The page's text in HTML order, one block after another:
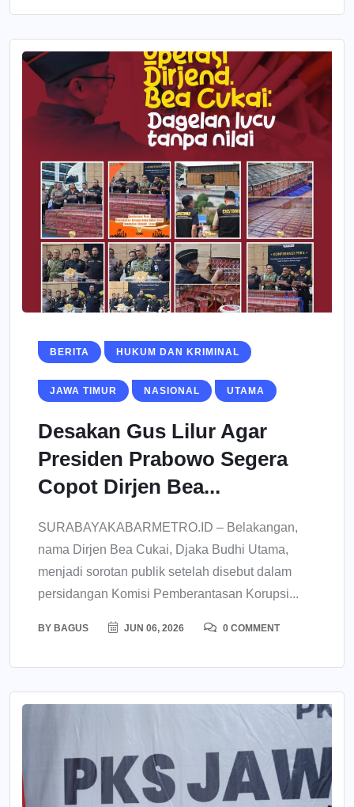
BERITA HUKUM DAN KRIMINAL
JAWA TIMUR NASIONAL UTAMA
Desakan Gus Lilur Agar
Presiden Prabowo Segera
Copot Dirjen Bea...
SURABAYAKABARMETRO.ID – Belakangan,
nama Dirjen Bea Cukai, Djaka Budhi Utama,
menjadi sorotan publik setelah disebut dalam
persidangan Komisi Pemberantasan Korupsi...
BY BAGUS JUN 06, 2026 0 COMMENT